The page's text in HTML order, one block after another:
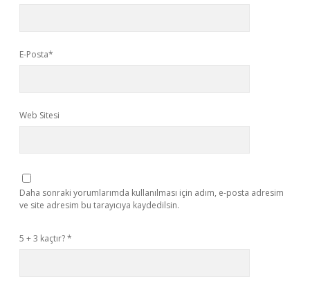
E-Posta*
Web Sitesi
Daha sonraki yorumlarımda kullanılması için adım, e-posta adresim
ve site adresim bu tarayıcıya kaydedilsin.
5 + 3 kaçtır?*